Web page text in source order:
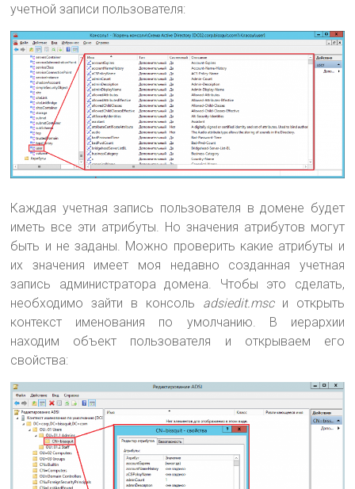
учетной записи пользователя:
Каждая учетная запись пользователя в домене будет
иметь все эти атрибуты. Но значения атрибутов могут
быть и не заданы. Можно проверить какие атрибуты и
их значения имеет моя недавно созданная учетная
запись администратора домена. Чтобы это сделать,
необходимо зайти в консоль adsiedit.mscи открыть
контекст именования по умолчанию. В иерархии
находим объект пользователя и открываем его
свойства: